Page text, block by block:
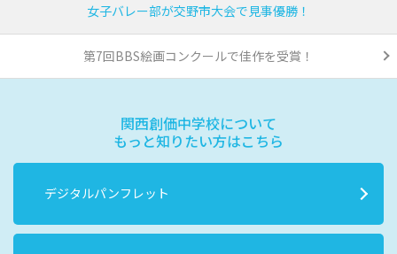
女子バレー部が交野市大会で見事優勝！
第7回BBS絵画コンクールで佳作を受賞！
関西創価中学校について
もっと知りたい方はこちら
デジタルパンフレット